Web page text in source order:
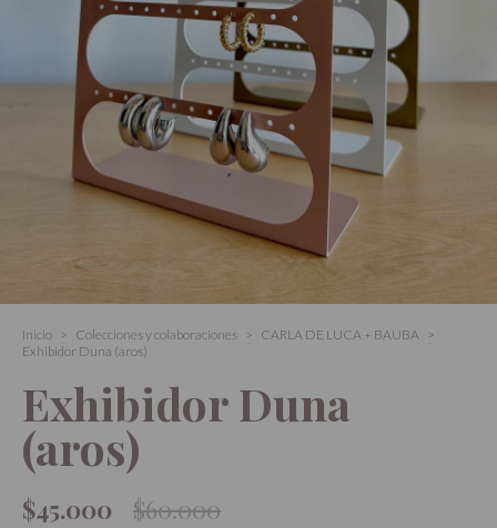
Inicio > Colecciones y colaboraciones > CARLA DE LUCA + BAUBA >
Exhibidor Duna (aros)
Exhibidor Duna
(aros)
$45.000 $60.000